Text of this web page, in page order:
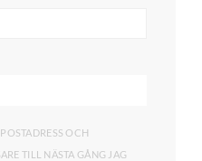
OCH
TILL NÄSTA GÅNG JAG